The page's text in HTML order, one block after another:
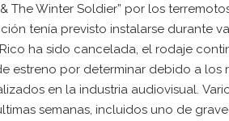
The Winter Soldier” por los
tenía previsto instalarse durante
ha sido cancelada, el rodaje
estreno por determinar debido a los
en la industria audiovisual.
semanas, incluidos uno de